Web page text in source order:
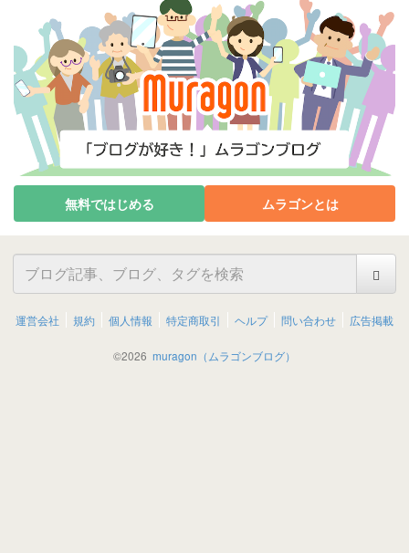
無料ではじめる ムラゴンとは
運営会社 規約 個人情報 特定商取引 ヘルプ 問い合わせ 広告掲載
©2026 muragon（ムラゴンブログ）